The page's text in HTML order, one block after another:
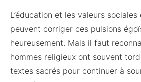
L’éducation et les valeurs
peuvent corriger ces pulsions
heureusement. Mais il faut
hommes religieux ont souvent
textes sacrés pour continuer à